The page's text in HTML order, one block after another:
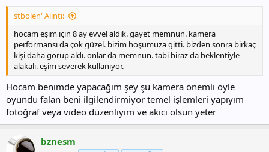
stbolen' Alıntı:
hocam eşim için 8 ay evvel aldık. gayet memnun. kamera
performansı da çok güzel. bizim hoşumuza gitti. bizden sonra birkaç
kişi daha görüp aldı. onlar da memnun. tabi biraz da beklentiyle
alakalı. eşim severek kullanıyor.
Hocam benimde yapacağım şey şu kamera önemli öyle
oyundu falan beni ilgilendirmiyor temel işlemleri yapıyım
fotoğraf veya video düzenliyim ve akıcı olsun yeter
bznesm